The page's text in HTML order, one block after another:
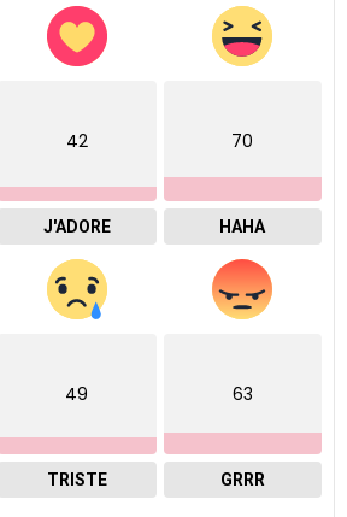
42
J'ADORE
70
HAHA
49
TRISTE
63
GRRR